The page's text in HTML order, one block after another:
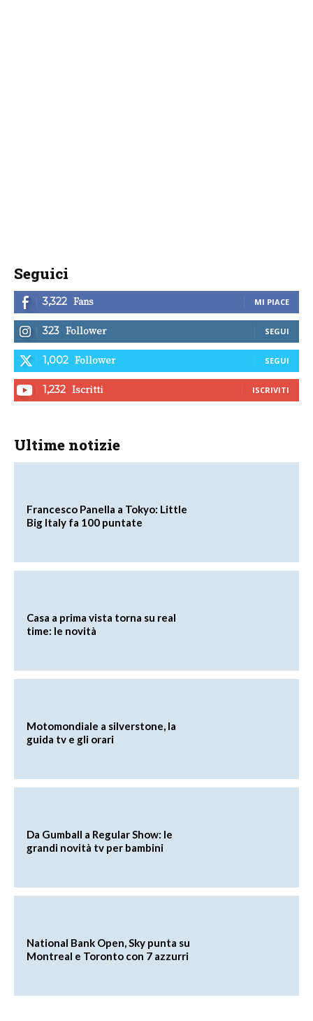
Seguici
3,322 Fans MI PIACE
323 Follower SEGUI
1,002 Follower SEGUI
1,232 Iscritti ISCRIVITI
Ultime notizie
Francesco Panella a Tokyo: Little
Big Italy fa 100 puntate
Casa a prima vista torna su real
time: le novità
Motomondiale a silverstone, la
guida tv e gli orari
Da Gumball a Regular Show: le
grandi novità tv per bambini
National Bank Open, Sky punta su
Montreal e Toronto con 7 azzurri